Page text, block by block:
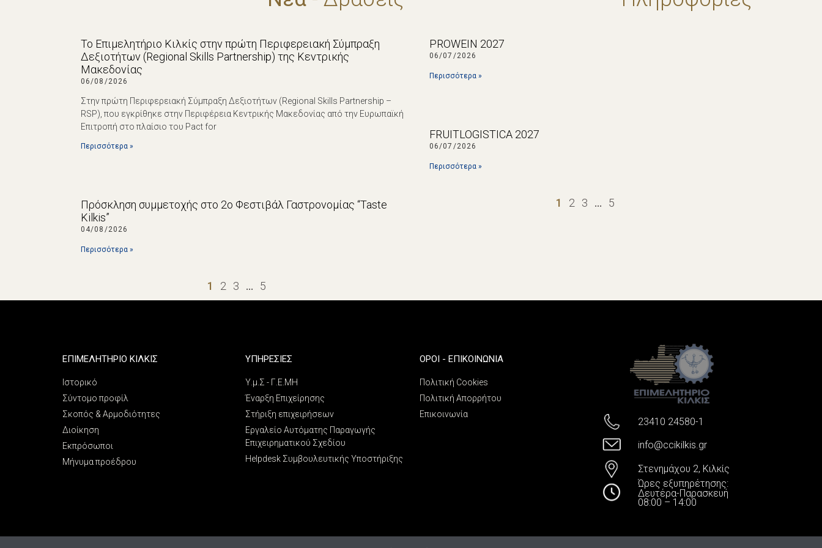
Το Επιμελητήριο Κιλκίς στην πρώτη Περιφερειακή Σύμπραξη
Δεξιοτήτων (Regional Skills Partnership) της Κεντρικής
Μακεδονίας
06/08/2026
Στην πρώτη Περιφερειακή Σύμπραξη Δεξιοτήτων (Regional Skills Partnership –
RSP), που εγκρίθηκε στην Περιφέρεια Κεντρικής Μακεδονίας από την Ευρωπαϊκή
Επιτροπή στο πλαίσιο του Pact for
Περισσότερα »
Πρόσκληση συμμετοχής στο 2ο Φεστιβάλ Γαστρονομίας “Taste
Kilkis”
04/08/2026
Περισσότερα »
1 2 3 … 5
PROWEIN 2027
06/07/2026
Περισσότερα »
FRUITLOGISTICA 2027
06/07/2026
Περισσότερα »
1 2 3 … 5
ΕΠΙΜΕΛΗΤΗΡΙΟ ΚΙΛΚΙΣ
Ιστορικό
Σύντομο προφίλ
Σκοπός & Αρμοδιότητες
Διοίκηση
Εκπρόσωποι
Μήνυμα προέδρου
ΥΠΗΡΕΣΙΕΣ
Υ.μ.Σ - Γ.Ε.ΜΗ
Έναρξη Επιχείρησης
Στήριξη επιχειρήσεων
Εργαλείο Αυτόματης Παραγωγής
Επιχειρηματικού Σχεδίου
Helpdesk Συμβουλευτικής Υποστήριξης
ΌΡΟΙ - ΕΠΙΚΟΙΝΩΝΊΑ
Πολιτική Cookies
Πολιτική Απορρήτου
Επικοινωνία
23410 24580-1
info@ccikilkis.gr
Στενημάχου 2, Κιλκίς
Ώρες εξυπηρέτησης:
Δευτέρα-Παρασκευή
08:00 – 14:00